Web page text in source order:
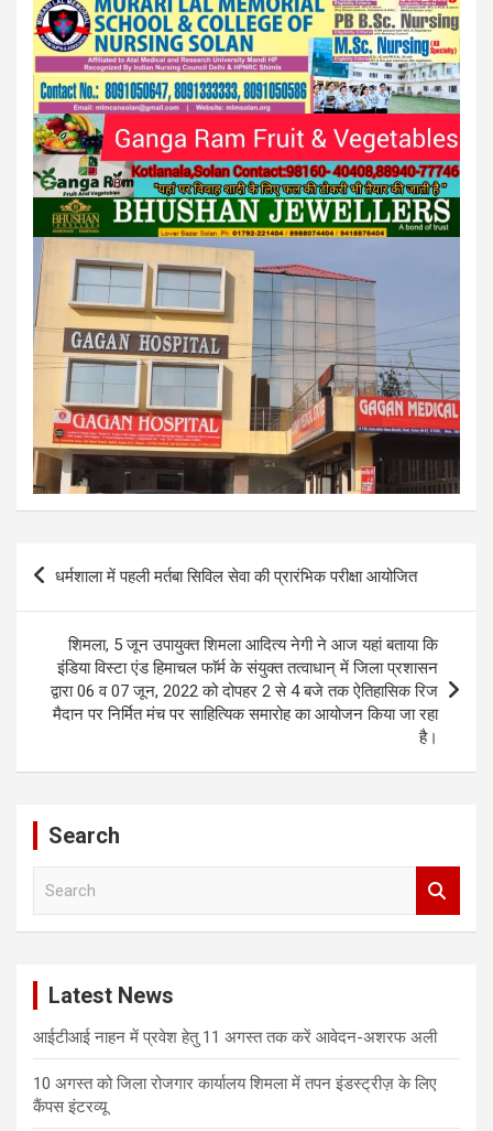
Post
धर्मशाला में पहली मर्तबा सिविल सेवा की प्रारंभिक परीक्षा आयोजित
शिमला, 5 जून उपायुक्त शिमला आदित्य नेगी ने आज यहां बताया कि
इंडिया विस्टा एंड हिमाचल फाॅर्म के संयुक्त तत्वाधान् में जिला प्रशासन
द्वारा 06 व 07 जून, 2022 को दोपहर 2 से 4 बजे तक ऐतिहासिक रिज
मैदान पर निर्मित मंच पर साहित्यिक समारोह का आयोजन किया जा रहा
है।
Search
Latest News
आईटीआई नाहन में प्रवेश हेतु 11 अगस्त तक करें आवेदन-अशरफ अली
10 अगस्त को जिला रोजगार कार्यालय शिमला में तपन इंडस्ट्रीज़ के लिए
कैंपस इंटरव्यू